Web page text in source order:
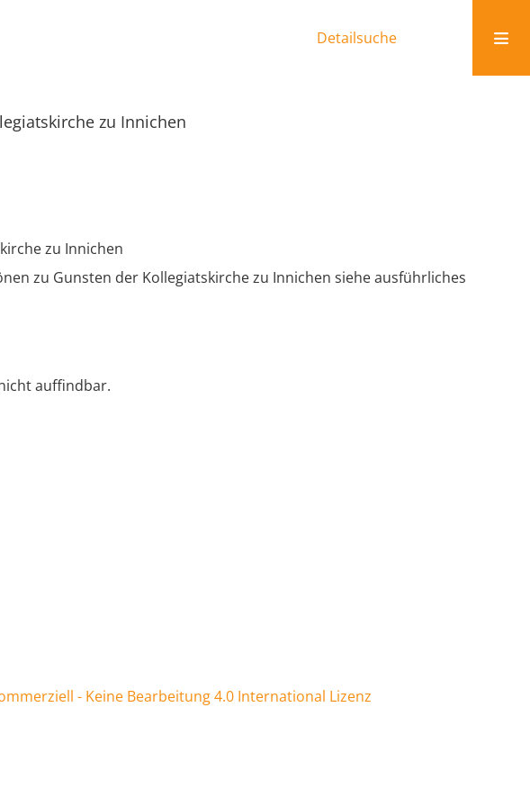
Detailsuche
zu Innichen
zu Innichen
zu Gunsten der Kollegiatskirche zu Innichen siehe ausführliches
auffindbar.
- Keine Bearbeitung 4.0 International Lizenz